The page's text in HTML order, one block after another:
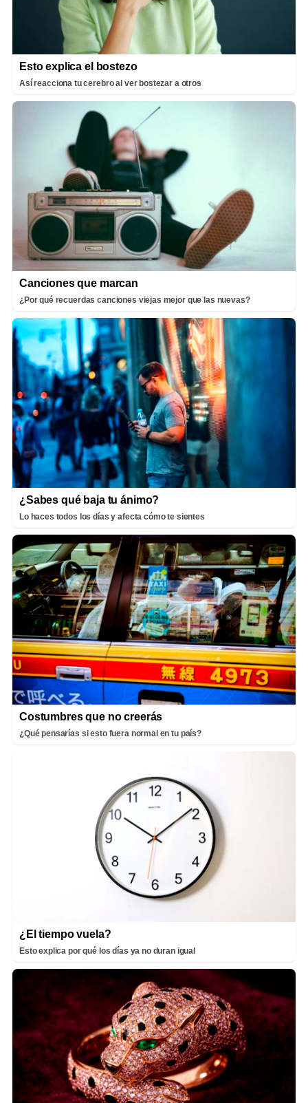
Esto explica el bostezo
Así reacciona tu cerebro al ver bostezar a otros
Canciones que marcan
¿Por qué recuerdas canciones viejas mejor que las nuevas?
¿Sabes qué baja tu ánimo?
Lo haces todos los días y afecta cómo te sientes
Costumbres que no creerás
¿Qué pensarías si esto fuera normal en tu país?
¿El tiempo vuela?
Esto explica por qué los días ya no duran igual